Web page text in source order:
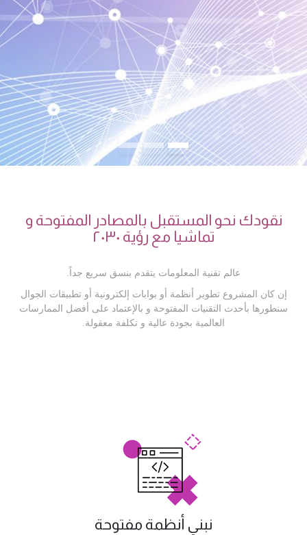
نقودك نحو المستقبل بالمصادر المفتوحة و
تماشيا مع رؤية ٢٠٣٠
عالم تقنية المعلومات يتقدم بنسق سريع جداً.
إن كان المشروع تطوير أنظمة أو بوابات إلكترونية أو تطبيقات الجوال
سنطورها بأحدث التقنيات المفتوحة و بالإعتماد على أفضل الممارسات
العالمية بجودة عالية و تكلفة معقولة.
نبني أنظمة مفتوحة